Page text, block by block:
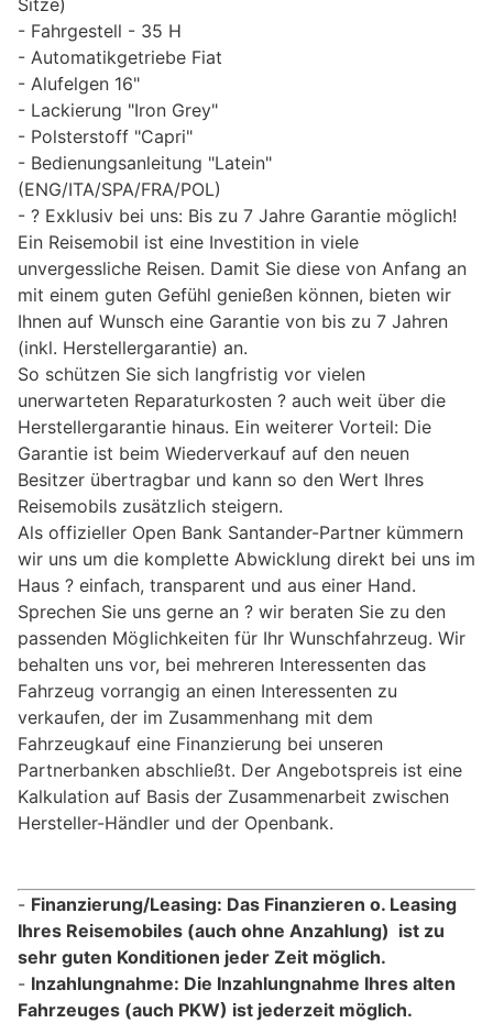
Sitze)
Fahrgestell - 35 H
Automatikgetriebe Fiat
Alufelgen 16"
Lackierung "Iron Grey"
Polsterstoff "Capri"
Bedienungsanleitung "Latein"
(ENG/ITA/SPA/FRA/POL)
? Exklusiv bei uns: Bis zu 7 Jahre Garantie möglich!
Ein Reisemobil ist eine Investition in viele
unvergessliche Reisen. Damit Sie diese von Anfang an
mit einem guten Gefühl genießen können, bieten wir
Ihnen auf Wunsch eine Garantie von bis zu 7 Jahren
(inkl. Herstellergarantie) an.
So schützen Sie sich langfristig vor vielen
unerwarteten Reparaturkosten ? auch weit über die
Herstellergarantie hinaus. Ein weiterer Vorteil: Die
Garantie ist beim Wiederverkauf auf den neuen
Besitzer übertragbar und kann so den Wert Ihres
Reisemobils zusätzlich steigern.
Als offizieller Open Bank Santander-Partner kümmern
wir uns um die komplette Abwicklung direkt bei uns im
Haus ? einfach, transparent und aus einer Hand.
Sprechen Sie uns gerne an ? wir beraten Sie zu den
passenden Möglichkeiten für Ihr Wunschfahrzeug. Wir
behalten uns vor, bei mehreren Interessenten das
Fahrzeug vorrangig an einen Interessenten zu
verkaufen, der im Zusammenhang mit dem
Fahrzeugkauf eine Finanzierung bei unseren
Partnerbanken abschließt. Der Angebotspreis ist eine
Kalkulation auf Basis der Zusammenarbeit zwischen
Hersteller-Händler und der Openbank.
Finanzierung/Leasing: Das Finanzieren o. Leasing
Ihres Reisemobiles (auch ohne Anzahlung) ist zu
sehr guten Konditionen jeder Zeit möglich.
Inzahlungnahme: Die Inzahlungnahme Ihres alten
Fahrzeuges (auch PKW) ist jederzeit möglich.